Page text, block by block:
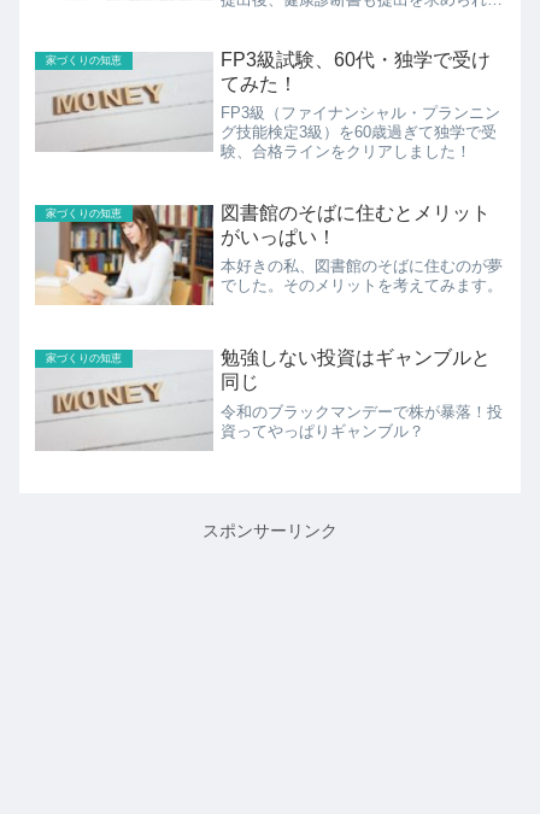
家づくりの知恵
FP3級試験、60代・独学で受け
てみた！
FP3級（ファイナンシャル・プランニン
グ技能検定3級）を60歳過ぎて独学で受
験、合格ラインをクリアしました！
家づくりの知恵
図書館のそばに住むとメリット
がいっぱい！
本好きの私、図書館のそばに住むのが夢
でした。そのメリットを考えてみます。
家づくりの知恵
勉強しない投資はギャンブルと
同じ
令和のブラックマンデーで株が暴落！投
資ってやっぱりギャンブル？
スポンサーリンク